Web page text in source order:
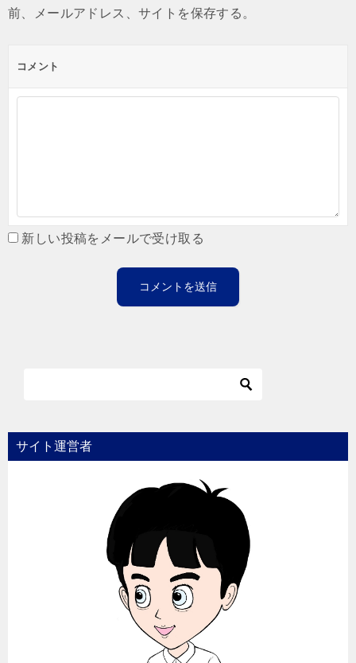
前、メールアドレス、サイトを保存する。
コメント
新しい投稿をメールで受け取る
サイト運営者